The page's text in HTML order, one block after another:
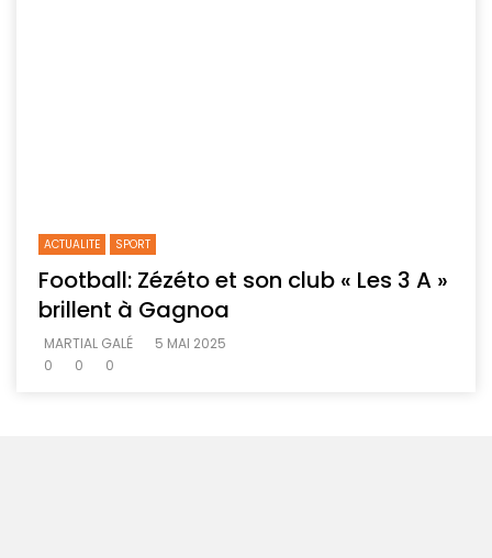
ACTUALITE SPORT
Football: Zézéto et son club « Les 3 A »
brillent à Gagnoa
MARTIAL GALÉ
5 MAI 2025
0
0 0